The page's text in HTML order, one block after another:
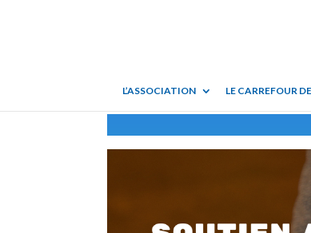
L’ASSOCIATION LE CARREFOUR